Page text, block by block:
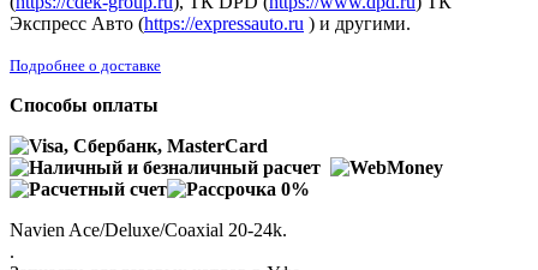
Экспресс Авто (https://expressauto.ru ) и другими.
Подробнее о доставке
Способы оплаты
Navien Ace/Deluxe/Coaxial 20-24k.
.